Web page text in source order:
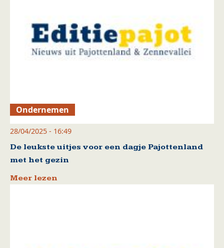
Ondernemen
28/04/2025 - 16:49
De leukste uitjes voor een dagje Pajottenland
met het gezin
Meer lezen